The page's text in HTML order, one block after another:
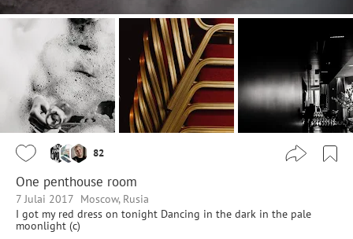
82
One penthouse room
7 Julai 2017 Moscow, Rusia
I got my red dress on tonight Dancing in the dark in the pale
moonlight (с)